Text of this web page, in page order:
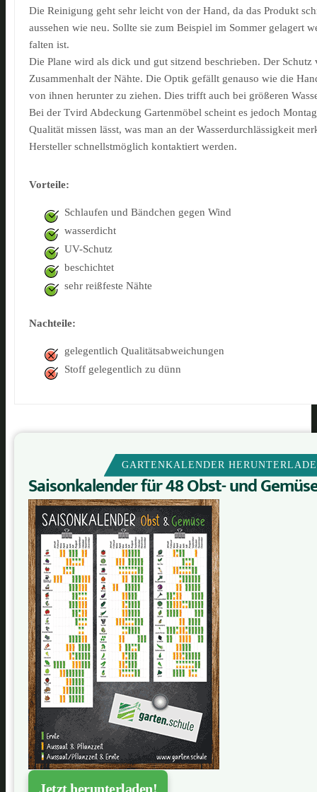
Die Reinigung geht sehr leicht von der Hand, da das Produkt
aussehen wie neu. Sollte sie zum Beispiel im Sommer gelagert
falten ist.
Die Plane wird als dick und gut sitzend beschrieben. Der
Zusammenhalt der Nähte. Die Optik gefällt genauso wie die
von ihnen herunter zu ziehen. Dies trifft auch bei größeren
Bei der Tvird Abdeckung Gartenmöbel scheint es jedoch
Qualität missen lässt, was man an der Wasserdurchlässigkeit
Hersteller schnellstmöglich kontaktiert werden.
Vorteile:
Schlaufen und Bändchen gegen Wind
wasserdicht
UV-Schutz
beschichtet
sehr reißfeste Nähte
Nachteile:
gelegentlich Qualitätsabweichungen
Stoff gelegentlich zu dünn
GARTENKALENDER
Saisonkalender für 48 Obst- und
Jetzt herunterladen!